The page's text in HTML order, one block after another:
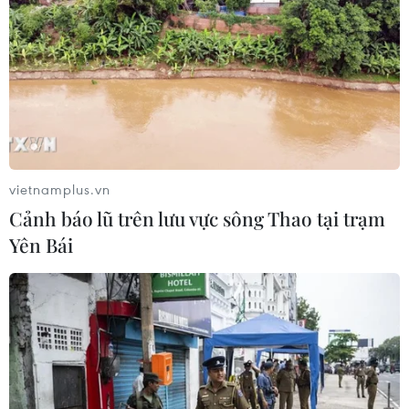
Thưởng vượt kế hoạch: động lực còn
thiếu cho doanh nghiệp dẫn dắt
07/08/2026 04:01
Hãng BMW bắt đầu sản xuất hàng
loạt mẫu xe thuần điện “thế hệ mới”
07/08/2026 01:52
Tiêu chí mới phân loại doanh nghiệp
để thực hiện cơ cấu lại vốn nhà nước
06/08/2026 15:08
vietnamplus.vn
Cảnh báo lũ trên lưu vực sông Thao tại trạm
Yên Bái